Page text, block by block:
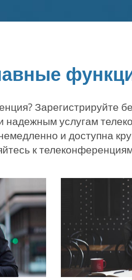
Зарегистрируйте
надежным услугам
и доступна
к